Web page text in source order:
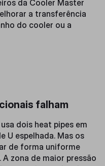
da Cooler Master
a transferência
do cooler ou a
falham
dois heat pipes em
U espelhada. Mas os
de forma uniforme
zona de maior pressão